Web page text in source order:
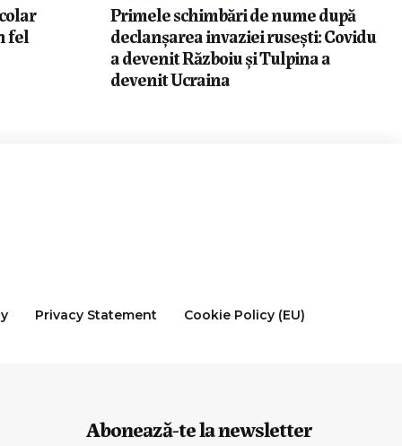
fel
Primele schimbări de nume după
declanșarea invaziei rusești: Covidu
a devenit Războiu și Tulpina a
devenit Ucraina
Privacy Statement
Cookie Policy (EU)
Abonează-te la newsletter